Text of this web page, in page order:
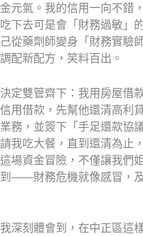
元氣。我的信用一向不錯
下去可是會「財務過敏」
從藥劑師變身「財務實驗
配新配方，笑料百出。
定雙管齊下：我用房屋借
用借款，先幫他還清高利
務，並簽下「手足還款協
我吃大餐，直到還清為止
場資金冒險，不僅讓我們
——財務危機就像感冒，
深刻體會到，在中正區這